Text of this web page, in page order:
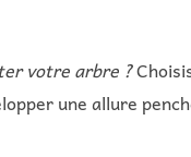
votre arbre ?
une allure